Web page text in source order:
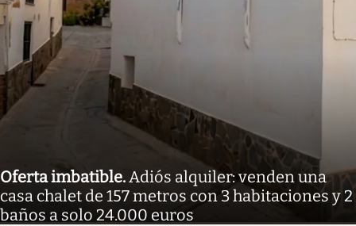
Oferta imbatible.Adiós alquiler: venden una
casa chalet de 157 metros con 3 habitaciones y 2
baños a solo 24.000 euros